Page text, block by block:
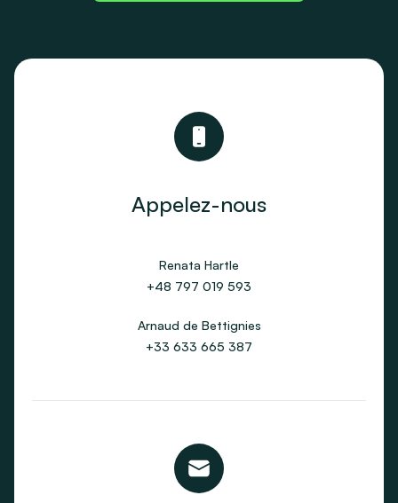
Appelez-nous
Renata Hartle
+48 797 019 593
Arnaud de Bettignies
+33 633 665 387